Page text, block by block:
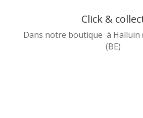
Click &
Dans notre boutique à Halluin
(BE)